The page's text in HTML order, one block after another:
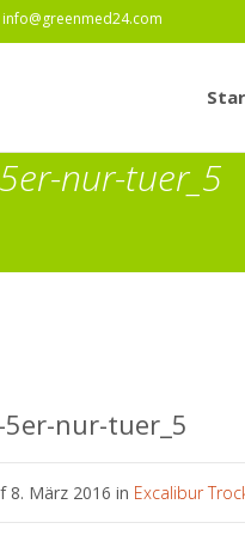
info@greenmed24.com
Inhalt
nur-tuer_5
nur-tuer_5
8. März 2016 in Excalibur